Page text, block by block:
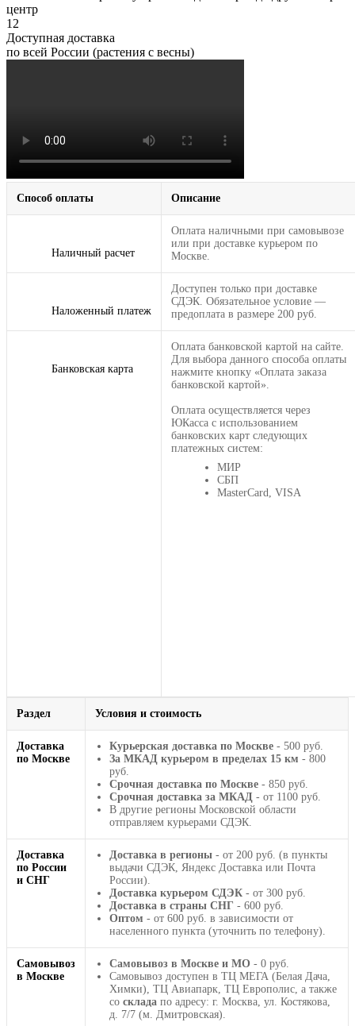
центр
12
Доступная доставка
по всей России (растения с весны)
Способ оплаты Описание
Наличный расчет
Оплата наличными при самовывозе
или при доставке курьером по
Москве.
Наложенный платеж
Доступен только при доставке
СДЭК. Обязательное условие —
предоплата в размере 200 руб.
Банковская карта
Оплата банковской картой на сайте.
Для выбора данного способа оплаты
нажмите кнопку «Оплата заказа
банковской картой».
Оплата осуществляется через
ЮКасса с использованием
банковских карт следующих
платежных систем:
МИР
СБП
MasterCard, VISA
Раздел Условия и стоимость
Доставка
по Москве
Курьерская доставка по Москве - 500 руб.
За МКАД курьером в пределах 15 км - 800
руб.
Срочная доставка по Москве - 850 руб.
Срочная доставка за МКАД - от 1100 руб.
В другие регионы Московской области
отправляем курьерами СДЭК.
Доставка
по России
и СНГ
Доставка в регионы - от 200 руб. (в пункты
выдачи СДЭК, Яндекс Доставка или Почта
России).
Доставка курьером СДЭК - от 300 руб.
Доставка в страны СНГ - 600 руб.
Оптом - от 600 руб. в зависимости от
населенного пункта (уточнить по телефону).
Самовывоз
в Москве
Самовывоз в Москве и МО - 0 руб.
Самовывоз доступен в ТЦ МЕГА (Белая Дача,
Химки), ТЦ Авиапарк, ТЦ Европолис, а также
со склада по адресу: г. Москва, ул. Костякова,
д. 7/7 (м. Дмитровская).